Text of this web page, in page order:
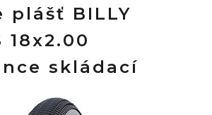
plášť BILLY
18x2.00
skládací